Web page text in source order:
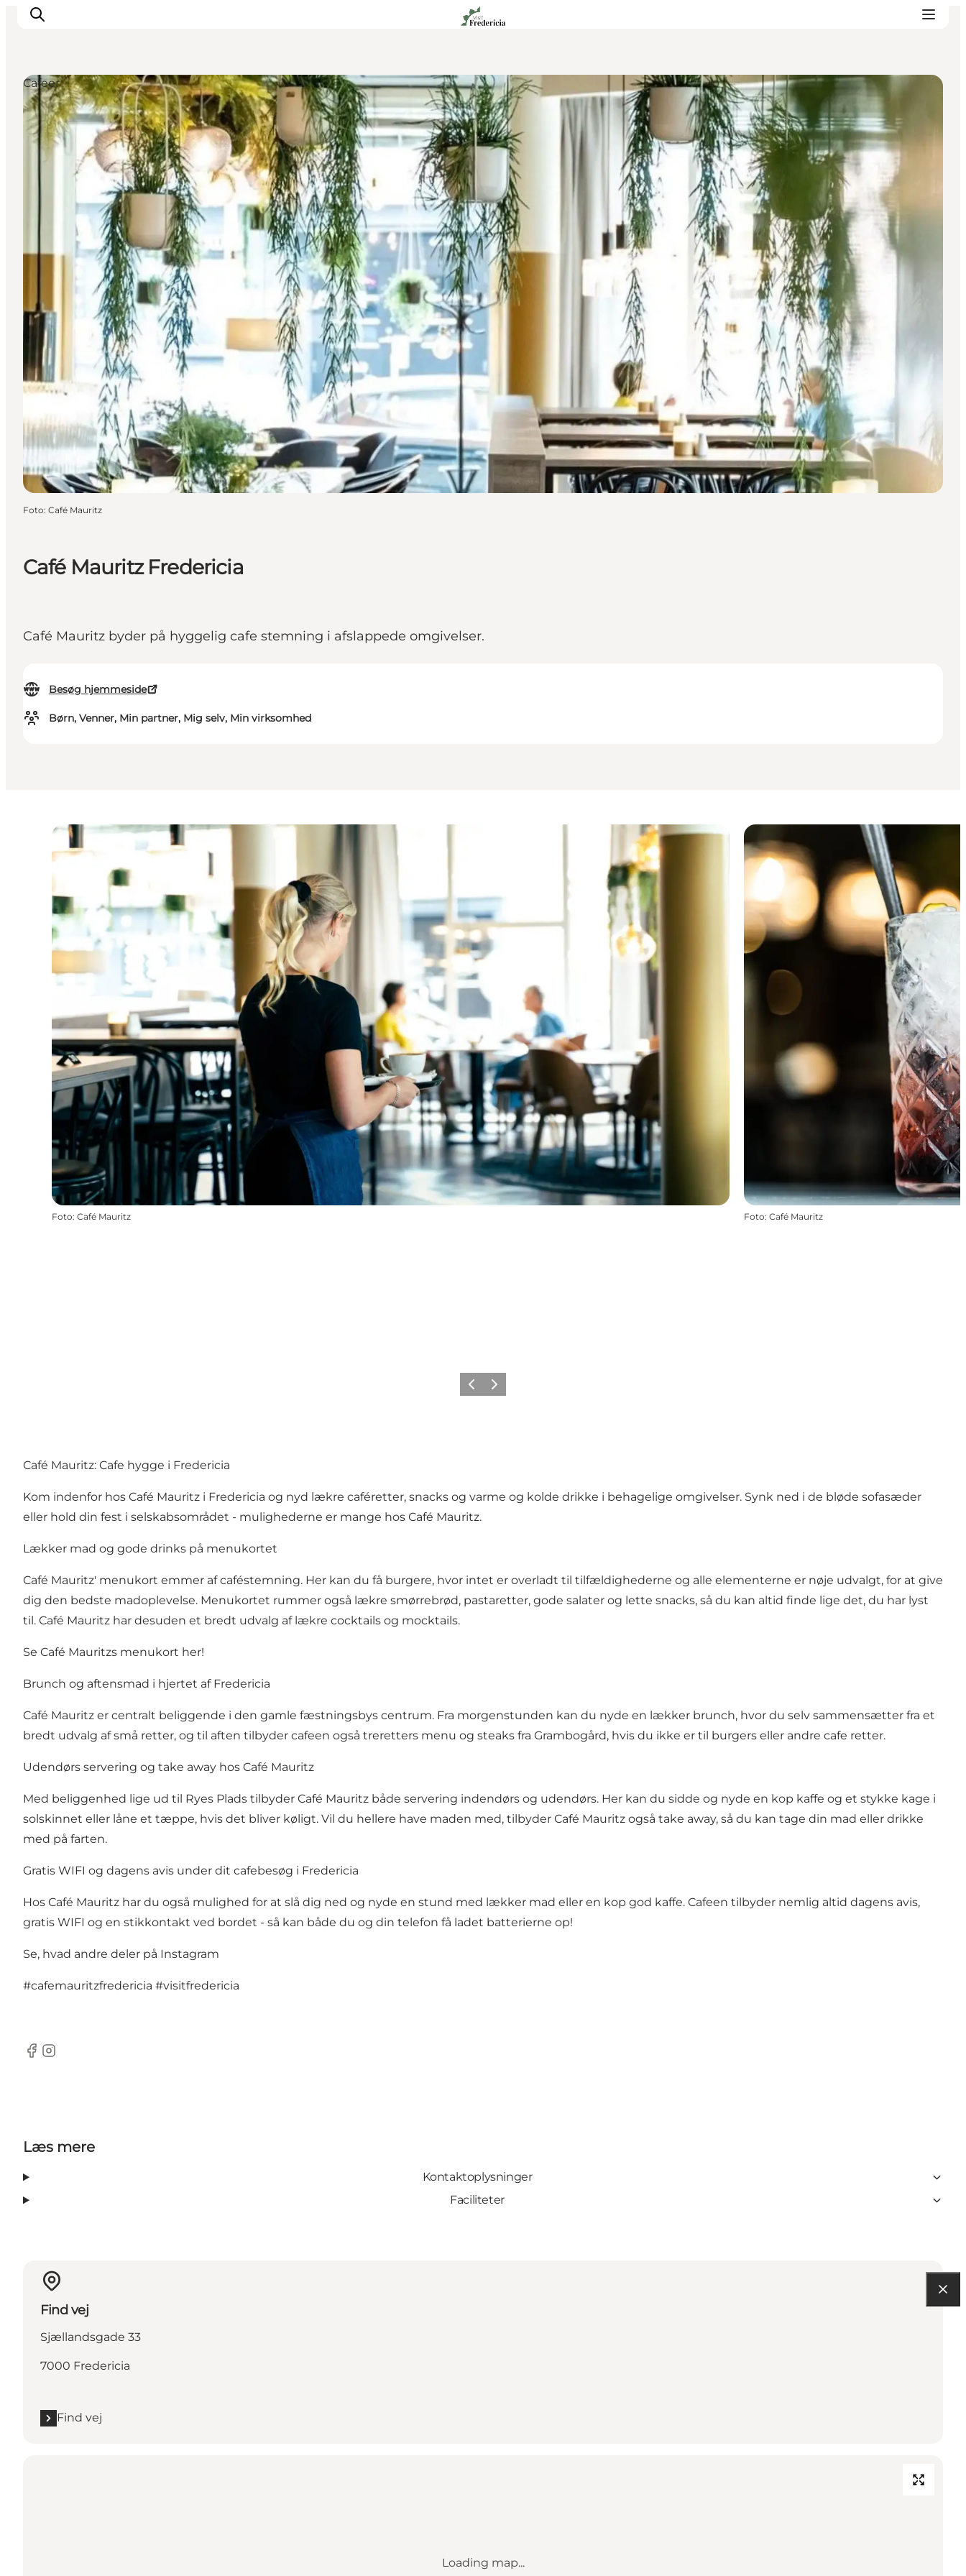
Det sker
Oplevelser
Spisesteder
Overnatning
Planlæg din tur
Book guidet tur
Café Mauritz Fredericia
Café Mauritz byder på hyggelig cafe stemning i afslappede omgivelser.
Besøg hjemmeside
Børn, Venner, Min partner, Mig selv, Min virksomhed
Cafeer
Foto: Café Mauritz
Foto: Café Mauritz Foto: Café Mauritz
Forrige billede
Næste billede
Café Mauritz: Cafe hygge i Fredericia
Kom indenfor hos Café Mauritz i Fredericia og nyd lækre caféretter, snacks og varme og kolde drikke i behagelige omgivelser. Synk ned i de bløde sofasæder
eller hold din fest i selskabsområdet - mulighederne er mange hos Café Mauritz.
Lækker mad og gode drinks på menukortet
Café Mauritz' menukort emmer af caféstemning. Her kan du få burgere, hvor intet er overladt til tilfældighederne og alle elementerne er nøje udvalgt, for at give
dig den bedste madoplevelse. Menukortet rummer også lækre smørrebrød, pastaretter, gode salater og lette snacks, så du kan altid finde lige det, du har lyst
til. Café Mauritz har desuden et bredt udvalg af lækre cocktails og mocktails.
Se Café Mauritzs menukort her!
Brunch og aftensmad i hjertet af Fredericia
Café Mauritz er centralt beliggende i den gamle fæstningsbys centrum. Fra morgenstunden kan du nyde en lækker brunch, hvor du selv sammensætter fra et
bredt udvalg af små retter, og til aften tilbyder cafeen også treretters menu og steaks fra Grambogård, hvis du ikke er til burgers eller andre cafe retter.
Udendørs servering og take away hos Café Mauritz
Med beliggenhed lige ud til Ryes Plads tilbyder Café Mauritz både servering indendørs og udendørs. Her kan du sidde og nyde en kop kaffe og et stykke kage i
solskinnet eller låne et tæppe, hvis det bliver køligt. Vil du hellere have maden med, tilbyder Café Mauritz også take away, så du kan tage din mad eller drikke
med på farten.
Gratis WIFI og dagens avis under dit cafebesøg i Fredericia
Hos Café Mauritz har du også mulighed for at slå dig ned og nyde en stund med lækker mad eller en kop god kaffe. Cafeen tilbyder nemlig altid dagens avis,
gratis WIFI og en stikkontakt ved bordet - så kan både du og din telefon få ladet batterierne op!
Se, hvad andre deler på Instagram
#cafemauritzfredericia #visitfredericia
Facebook
Instagram
Læs mere
Kontaktoplysninger
Faciliteter
Find vej
Sjællandsgade 33
7000 Fredericia
Find vej
Loading map...